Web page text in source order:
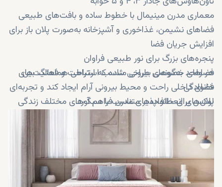
معماری مدرن مینیمال با خطوط ساده و بافت‌های طبیعی
فضاهای نشیمن، غذاخوری و آشپزخانه به‌صورت پلان باز برای
افزایش جریان فضا
پنجره‌های بزرگ برای نور طبیعی فراوان
فضاهای خصوصی بیرونی مناسب استراحت و فعالیت‌های
خانوادگی
پلان‌های انعطاف‌پذیر متناسب با سبک‌های مختلف زندگی
طراحی داخلی هوشمند برای حفظ حریم خصوصی اعضای
خانواده
استفاده از متریال و پرداخت‌های باکیفیت با دوام بالا
هر واحد به‌گونه‌ای طراحی شده که ارتباطی هماهنگ بین
فضای داخلی راحت و محیط بیرونی آرام ایجاد کند و تجربه‌ای
لوکس برای خانواده‌های مدرن فراهم آورد.